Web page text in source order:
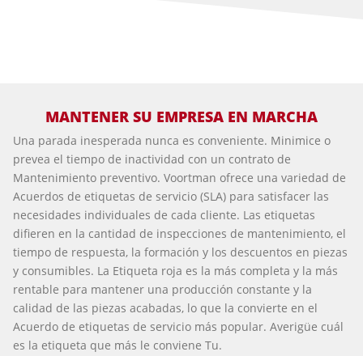
MANTENER SU EMPRESA EN MARCHA
Una parada inesperada nunca es conveniente. Minimice o
prevea el tiempo de inactividad con un contrato de
Mantenimiento preventivo. Voortman ofrece una variedad de
Acuerdos de etiquetas de servicio (SLA) para satisfacer las
necesidades individuales de cada cliente. Las etiquetas
difieren en la cantidad de inspecciones de mantenimiento, el
tiempo de respuesta, la formación y los descuentos en piezas
y consumibles. La Etiqueta roja es la más completa y la más
rentable para mantener una producción constante y la
calidad de las piezas acabadas, lo que la convierte en el
Acuerdo de etiquetas de servicio más popular. Averigüe cuál
es la etiqueta que más le conviene Tu.